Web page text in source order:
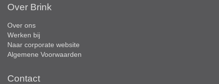
Over Brink
Over ons
Werken bij
Naar corporate website
Algemene Voorwaarden
Contact